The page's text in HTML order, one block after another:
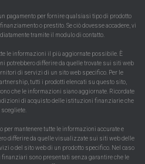
pagamento per fornire qualsiasi tipo di prodotto
o prestito. Se ciò dovesse accadere, vi
tramite il modulo di contatto.
le informazioni il più aggiornate possibile. È
potrebbero differire da quelle trovate sui siti web
di servizi di un sito web specifico. Per le
tutti i prodotti elencati su questo sito,
che le informazioni siano aggiornate. Ricordate
di acquisto delle istituzioni finanziarie che
scegliete.
per mantenere tutte le informazioni accurate e
differire da quelle visualizzate sui siti web delle
o del sito web di un prodotto specifico. Nel caso
sono presentati senza garantire che le